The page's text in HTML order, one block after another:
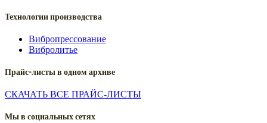
Технологии производства
Вибропрессование
Вибролитье
Прайс-листы в одном архиве
СКАЧАТЬ ВСЕ ПРАЙС-ЛИСТЫ
Мы в социальных сетях